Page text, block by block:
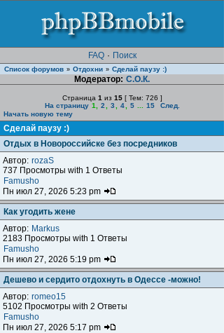
FAQ · Поиск
Список форумов » Отдохни » Сделай паузу :)
Модератор: С.О.К.
Страница 1 из 15[ Тем: 726 ]
На страницу 1 2 3 4 5 15
След.
Начать новую тему
Сделай паузу :)
Отдых в Новороссийске без посредников
Автор: rozaS
737 Просмотры with 1 Ответы
Famusho
Пн июл 27, 2026 5:23 pm
Как угодить жене
Автор: Markus
2183 Просмотры with 1 Ответы
Famusho
Пн июл 27, 2026 5:19 pm
Дешево и сердито отдохнуть в Одессе -можно!
Автор: romeo15
5102 Просмотры with 2 Ответы
Famusho
Пн июл 27, 2026 5:17 pm